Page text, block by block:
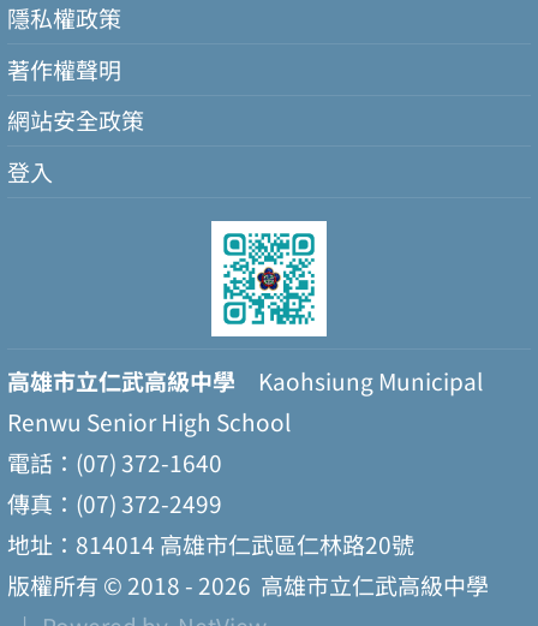
隱私權政策
著作權聲明
網站安全政策
登入
高雄市立仁武高級中學 Kaohsiung Municipal
Renwu Senior High School
電話：(07) 372-1640
傳真：(07) 372-2499
地址：814014 高雄市仁武區仁林路20號
版權所有 © 2018 - 2026 高雄市立仁武高級中學